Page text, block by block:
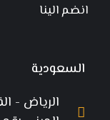
انضم الينا
السعودية
الرياض -